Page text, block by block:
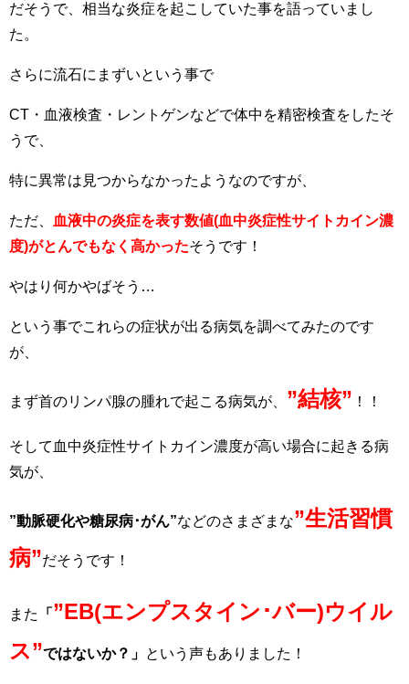
だそうで、相当な炎症を起こしていた事を語っていまし
た。
さらに流石にまずいという事で
CT・血液検査・レントゲンなどで体中を精密検査をしたそ
うで、
特に異常は見つからなかったようなのですが、
ただ、
血液中の炎症を表す数値(血中炎症性サイトカイン濃
度)がとんでもなく高かったそうです！
やはり何かやばそう…
という事でこれらの症状が出る病気を調べてみたのです
が、
まず首のリンパ腺の腫れで起こる病気が、 ”結核” ！！
そして血中炎症性サイトカイン濃度が高い場合に起きる病
気が、
”動脈硬化や糖尿病･がん”などのさまざまな”生活習慣
病”だそうです！
また 「 ”EB(エンプスタイン･バー)ウイル
ス”ではないか？」 という声もありました！